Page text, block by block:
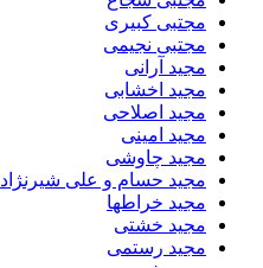
مجتبی کبیری
مجتبی نجیمی
مجید آرانی
مجید اخشابی
مجید اصلاحی
مجید امینی
مجید چاوشی
مجید حسام و علی شیرنژاد
مجید خراطها
مجید خشتی
مجید رستمی